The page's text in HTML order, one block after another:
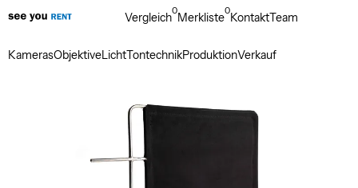
KamerasObjektiveLichtTontechnikProduktionVerkauf
Vergleich0Merkliste0KontaktTeam